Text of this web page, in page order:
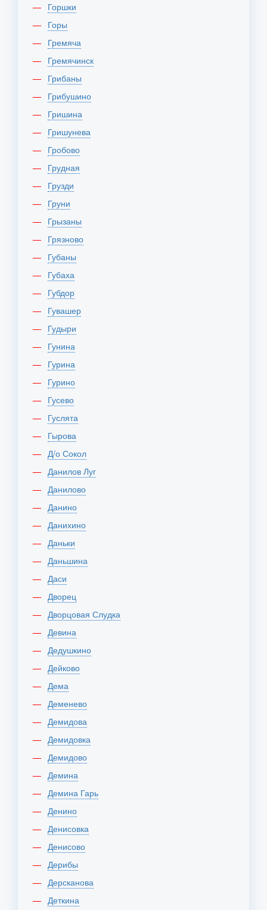
Горшки
Горы
Гремяча
Гремячинск
Грибаны
Грибушино
Гришина
Гришунева
Гробово
Грудная
Грузди
Груни
Грызаны
Грязново
Губаны
Губаха
Губдор
Гувашер
Гудыри
Гунина
Гурина
Гурино
Гусево
Гуслята
Гырова
Д/о Сокол
Данилов Луг
Данилово
Данино
Данихино
Даньки
Даньшина
Даси
Дворец
Дворцовая Слудка
Девина
Дедушкино
Дейково
Дема
Деменево
Демидова
Демидовка
Демидово
Демина
Демина Гарь
Денино
Денисовка
Денисово
Дерибы
Дерсканова
Деткина